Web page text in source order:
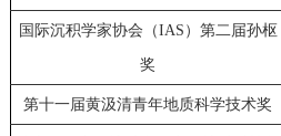
国际沉积学家协会（IAS）第二届孙枢
奖
第十一届黄汲清青年地质科学技术奖